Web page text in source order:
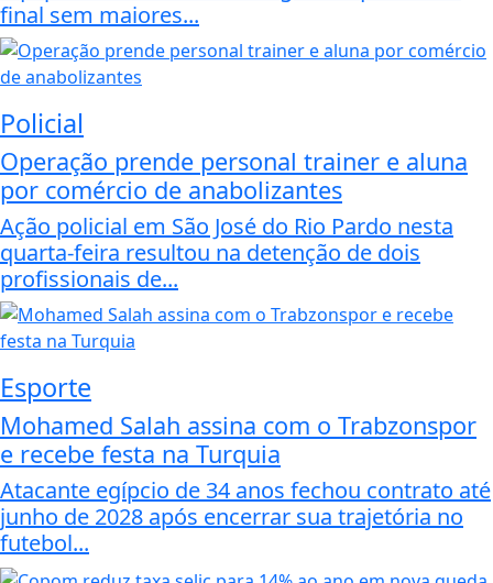
final sem maiores...
Policial
Operação prende personal trainer e aluna
por comércio de anabolizantes
Ação policial em São José do Rio Pardo nesta
quarta-feira resultou na detenção de dois
profissionais de...
Esporte
Mohamed Salah assina com o Trabzonspor
e recebe festa na Turquia
Atacante egípcio de 34 anos fechou contrato até
junho de 2028 após encerrar sua trajetória no
futebol...